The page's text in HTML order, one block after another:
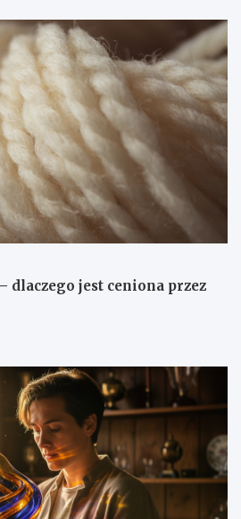
dlaczego jest ceniona przez